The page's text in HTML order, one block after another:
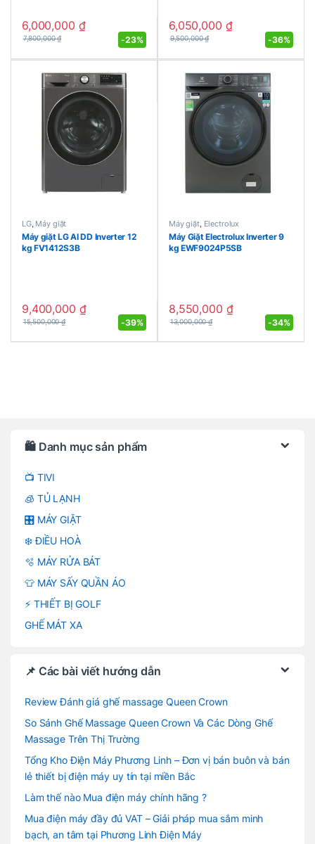
6,000,000 ₫
7,800,000₫ -23%
6,050,000 ₫
9,500,000₫ -36%
LG, Máy giặt
Máy giặt LG AI DD Inverter 12
kg FV1412S3B
9,400,000 ₫
15,500,000₫ -39%
Máy giặt, Electrolux
Máy Giặt Electrolux Inverter 9
kg EWF9024P5SB
8,550,000 ₫
13,000,000₫ -34%
🛍️ Danh mục sản phẩm
📺 TIVI
🧊 TỦ LẠNH
🎛️ MÁY GIẶT
❄️ ĐIỀU HOÀ
🫧 MÁY RỬA BÁT
👕 MÁY SẤY QUẦN ÁO
⚡ THIẾT BỊ GOLF
GHẾ MÁT XA
📌 Các bài viết hướng dẫn
Review Đánh giá ghế massage Queen Crown
So Sánh Ghế Massage Queen Crown Và Các Dòng Ghế
Massage Trên Thị Trường
Tổng Kho Điện Máy Phương Linh – Đơn vị bán buôn và bán
lẻ thiết bị điện máy uy tín tại miền Bắc
Làm thế nào Mua điện máy chính hãng ?
Mua điện máy đầy đủ VAT – Giải pháp mua sắm minh
bạch, an tâm tại Phương Linh Điện Máy